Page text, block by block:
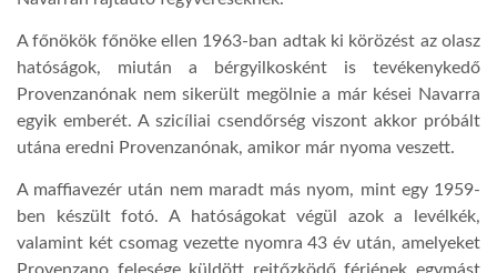
A főnökök főnöke ellen 1963-ban adtak ki körözést az olasz
hatóságok, miután a bérgyilkosként is tevékenykedő
Provenzanónak nem sikerült megölnie a már kései Navarra
egyik emberét. A szicíliai csendőrség viszont akkor próbált
utána eredni Provenzanónak, amikor már nyoma veszett.
A maffiavezér után nem maradt más nyom, mint egy 1959-
ben készült fotó. A hatóságokat végül azok a levélkék,
valamint két csomag vezette nyomra 43 év után, amelyeket